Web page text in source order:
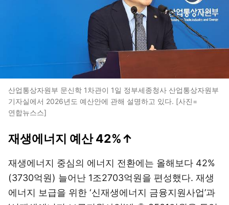
산업통상자원부 문신학 1차관이 1일 정부세종청사 산업통상자원부
기자실에서 2026년도 예산안에 관해 설명하고 있다. [사진=
연합뉴스스]
재생에너지 예산 42%↑
재생에너지 중심의 에너지 전환에는 올해보다 42%
(3730억원) 늘어난 1조2703억원을 편성했다. 재생
에너지 보급을 위한 ‘신재생에너지 금융지원사업’과